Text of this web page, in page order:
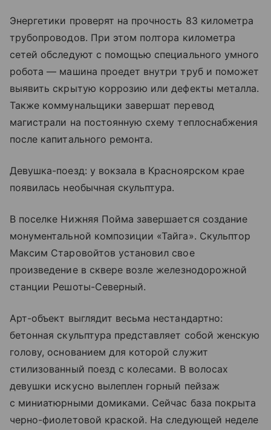
Энергетики проверят на прочность 83 километра
трубопроводов. При этом полтора километра
сетей обследуют с помощью специального умного
робота — машина проедет внутри труб и поможет
выявить скрытую коррозию или дефекты металла.
Также коммунальщики завершат перевод
магистрали на постоянную схему теплоснабжения
после капитального ремонта.
Девушка-поезд: у вокзала в Красноярском крае
появилась необычная скульптура.
В поселке Нижняя Пойма завершается создание
монументальной композиции «Тайга». Скульптор
Максим Старовойтов установил свое
произведение в сквере возле железнодорожной
станции Решоты-Северный.
Арт-объект выглядит весьма нестандартно:
бетонная скульптура представляет собой женскую
голову, основанием для которой служит
стилизованный поезд с колесами. В волосах
девушки искусно вылеплен горный пейзаж
с миниатюрными домиками. Сейчас база покрыта
черно-фиолетовой краской. На следующей неделе